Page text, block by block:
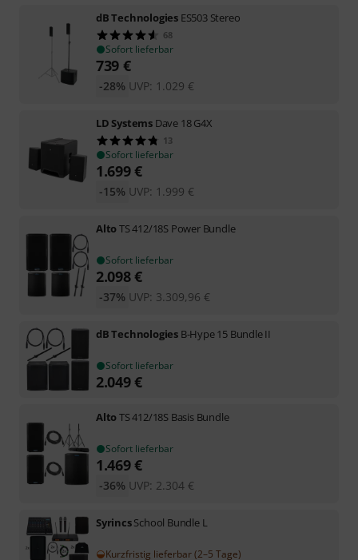
dB Technologies ES503 Stereo
68
Sofort lieferbar
739 €
UVP: 1.029 €
-28%
LD Systems Dave 18 G4X
13
Sofort lieferbar
1.699€
UVP: 1.999 €
-15%
AltoTS 412/18S Power Bundle
Sofort lieferbar
2.098€
UVP: 3.309,96 €
-37%
dB Technologies B-Hype 15 Bundle II
Sofort lieferbar
2.049€
AltoTS 412/18S Basis Bundle
Sofort lieferbar
1.469€
UVP: 2.304 €
-36%
SyrincsSchool Bundle L
Kurzfristig lieferbar (2–5 Tage)